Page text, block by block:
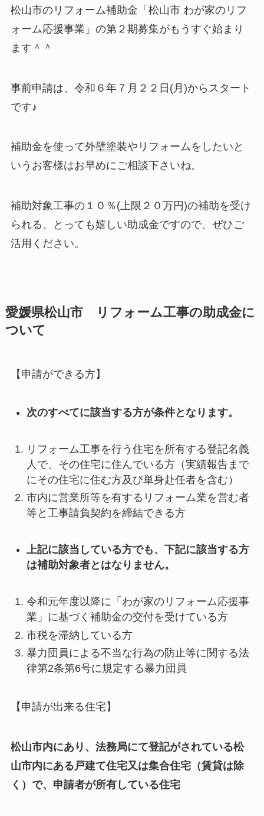
松山市のリフォーム補助金「松山市 わが家のリフ
ォーム応援事業」の第２期募集がもうすぐ始まり
ます＾＾
事前申請は、令和６年７月２２日(月)からスタート
です♪
補助金を使って外壁塗装やリフォームをしたいと
いうお客様はお早めにご相談下さいね。
補助対象工事の１０％(上限２０万円)の補助を受け
られる、とっても嬉しい助成金ですので、ぜひご
活用ください。
愛媛県松山市 リフォーム工事の助成金に
ついて
【申請ができる方】
次のすべてに該当する方が条件となります。
リフォーム工事を行う住宅を所有する登記名義
人で、その住宅に住んでいる方（実績報告まで
にその住宅に住む方及び単身赴任者を含む）
市内に営業所等を有するリフォーム業を営む者
等と工事請負契約を締結できる方
上記に該当している方でも、下記に該当する方
は補助対象者とはなりません。
令和元年度以降に「わが家のリフォーム応援事
業」に基づく補助金の交付を受けている方
市税を滞納している方
暴力団員による不当な行為の防止等に関する法
律第2条第6号に規定する暴力団員
【申請が出来る住宅】
松山市内にあり、法務局にて登記がされている松
山市内にある戸建て住宅又は集合住宅（賃貸は除
く）で、申請者が所有している住宅